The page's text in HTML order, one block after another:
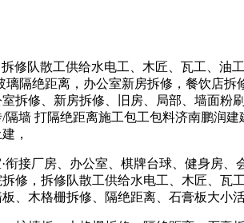
队散工供给水电工、木匠、瓦工、油
隔绝距离，办公室新房拆修，餐饮店
拆修、新房拆修、旧房、局部、墙面
墙 打隔绝距离施工包工包料济南鹏润
，
厂房、办公室、棋牌台球、健身房、
修，拆修队散工供给水电工、木匠、
、木格栅拆修、隔绝距离、石膏板大小